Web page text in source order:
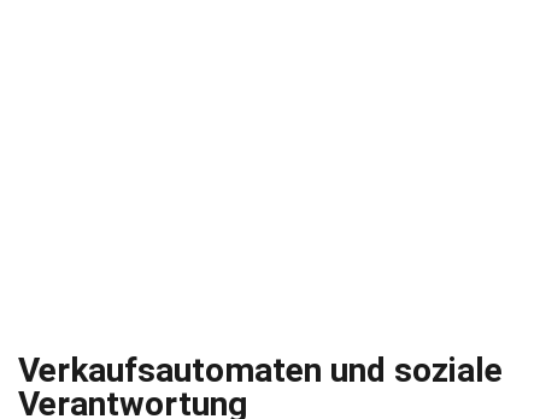
Verkaufsautomaten und soziale
Verantwortung